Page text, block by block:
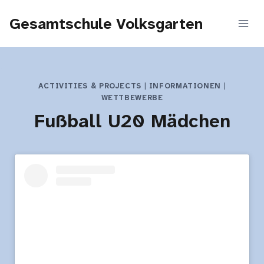
Inhalt
Gesamtschule Volksgarten
ACTIVITIES & PROJECTS INFORMATIONEN
WETTBEWERBE
Fußball U20 Mädchen